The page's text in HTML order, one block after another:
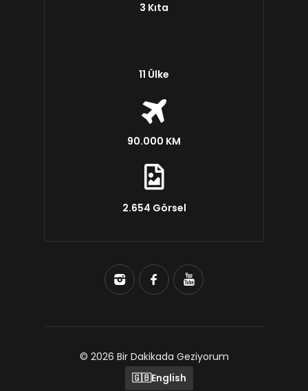
3 Kıta
11 Ülke
90.000 KM
2.654 Görsel
© 2026 Bir Dakikada Geziyorum
🇬🇧English